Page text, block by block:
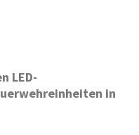
LED-
in